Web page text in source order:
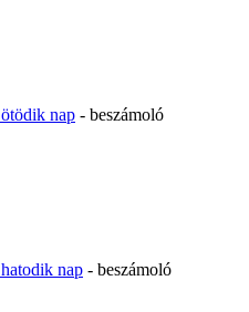
nap - beszámoló
nap - beszámoló